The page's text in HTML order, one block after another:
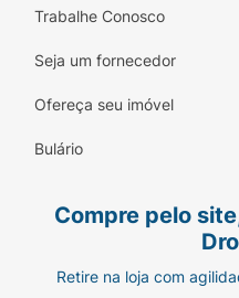
Trabalhe Conosco
Seja um fornecedor
Ofereça seu imóvel
Bulário
Compre pelo
Retire na loja com